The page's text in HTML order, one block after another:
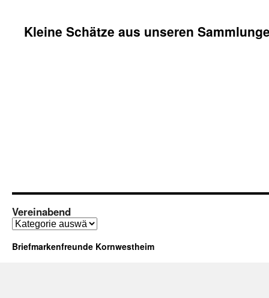
Kleine Schätze aus unseren
Vereinabend
Vereinabend
Briefmarkenfreunde Kornwestheim